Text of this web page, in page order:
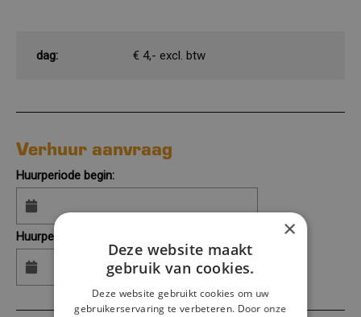
dag: € 4,- excl. btw
Verhuur aanvraag
Huurperiode begin:
Huurperiode eind: ×
Deze website maakt
gebruik van cookies.
Deze website gebruikt cookies om uw
gebruikerservaring te verbeteren. Door onze